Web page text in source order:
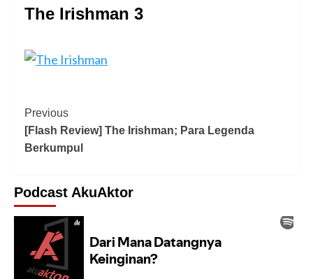
The Irishman 3
Previous
[Flash Review] The Irishman; Para Legenda
Berkumpul
Podcast AkuAktor